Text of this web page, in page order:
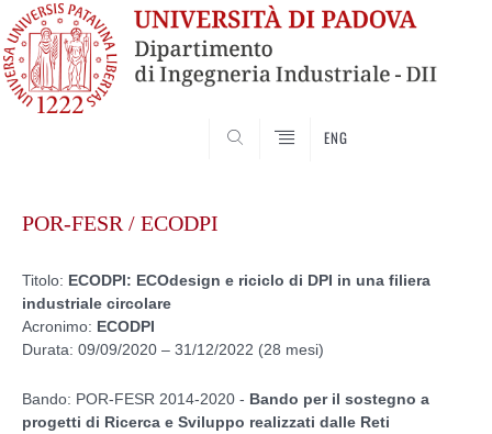
ENG
contenuto
POR-FESR / ECODPI
Titolo: ECODPI: ECOdesign e riciclo di DPI in una filiera
industriale circolare
Acronimo: ECODPI
Durata: 09/09/2020 – 31/12/2022 (28 mesi)
Bando: POR-FESR 2014-2020 - Bando per il sostegno a
progetti di Ricerca e Sviluppo realizzati dalle Reti